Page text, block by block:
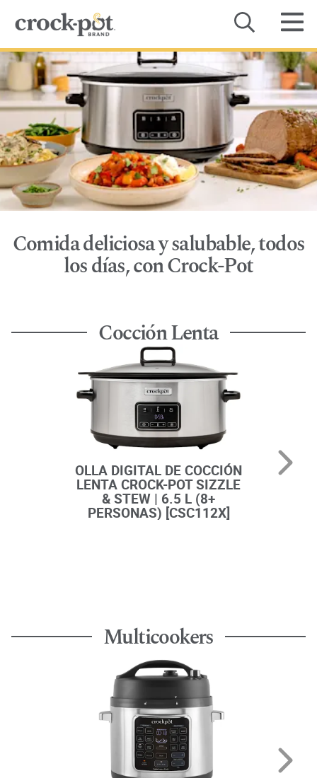
Categoría
Recetas
Dónde comprar
Sobre Nosotros
Manuales de Productos
Comida deliciosa y salubable, todos
los días, con Crock-Pot
Cocción Lenta
OLLA DIGITAL DE COCCIÓN
LENTA CROCK-POT SIZZLE
& STEW | 6.5 L (8+
PERSONAS) [CSC112X]
Multicookers